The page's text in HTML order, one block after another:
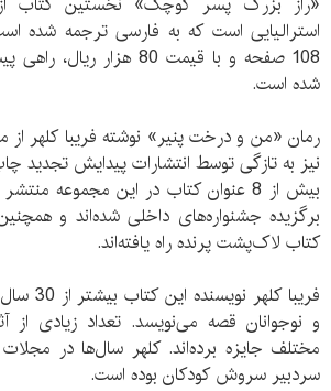
استرالیایی است که به فارسی ترجمه شده
108 صفحه و با قیمت 80
شده است.
رمان «من و درخت پنیر» نوشته فریبا کلهر
نیز به تازگی توسط انتشارات پیدایش تجدید
بیش از 8 عنوان کتاب در این مجموعه
برگزیده جشنواره‌های داخلی شده‌­اند و
کتاب‌ لاک‌پشت پرنده راه یافته‌­اند.
فریبا
و نوجوانان قصه می‌نویسد. تعداد زیادی از
مختلف جایزه برده‌اند. کلهر سال‌ها در
سردبیر سروش کودکان بوده است.